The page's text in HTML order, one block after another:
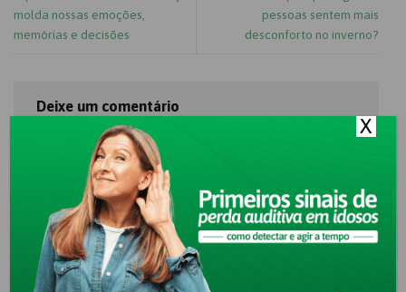
molda nossas emoções,
memórias e decisões
pessoas sentem mais
desconforto no inverno?
Deixe um comentário
O seu endereço de e-mail não será publicado.
obrigatórios são marcados com
Comentário*
X